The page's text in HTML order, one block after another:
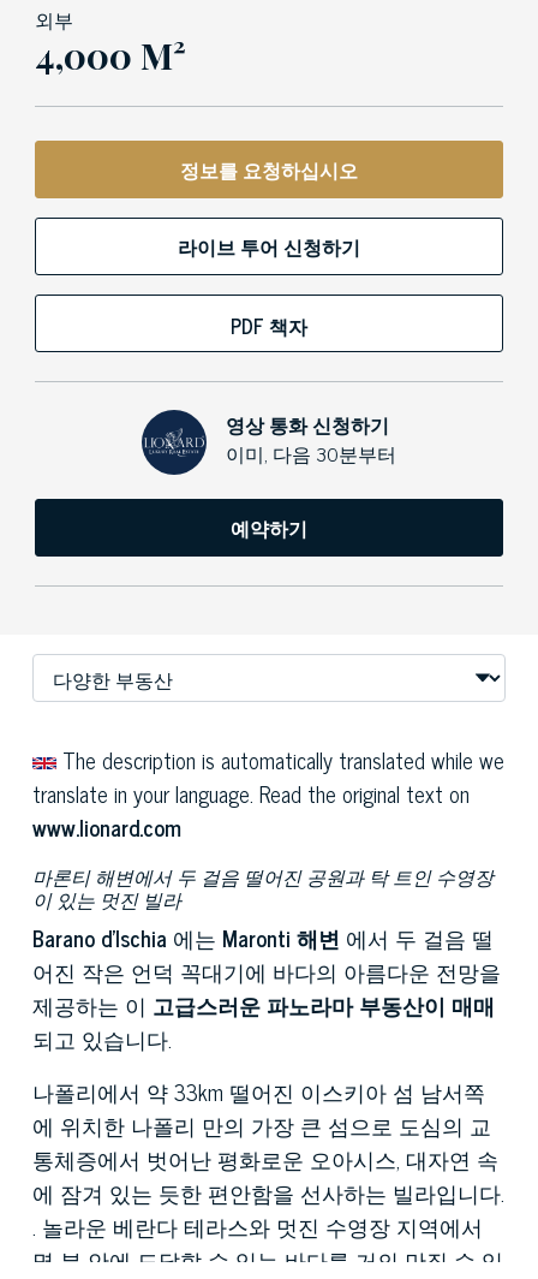
외부
4,000 M²
정보를 요청하십시오
라이브 투어 신청하기
PDF 책자
영상 통화 신청하기
이미, 다음 30분부터
예약하기
The description is automatically translated while we
translate in your language. Read the original text on
www.lionard.com
마론티 해변에서 두 걸음 떨어진 공원과 탁 트인 수영장
이 있는 멋진 빌라
Barano d'Ischia 에는 Maronti 해변 에서 두 걸음 떨
어진 작은 언덕 꼭대기에 바다의 아름다운 전망을
제공하는 이 고급스러운 파노라마 부동산이 매매
되고 있습니다.
나폴리에서 약 33km 떨어진 이스키아 섬 남서쪽
에 위치한 나폴리 만의 가장 큰 섬으로 도심의 교
통체증에서 벗어난 평화로운 오아시스, 대자연 속
에 잠겨 있는 듯한 편안함을 선사하는 빌라입니다.
. 놀라운 베란다 테라스와 멋진 수영장 지역에서
몇 분 안에 도달할 수 있는 바다를 거의 만질 수 있